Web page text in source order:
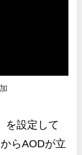
を設定して
らAODが立